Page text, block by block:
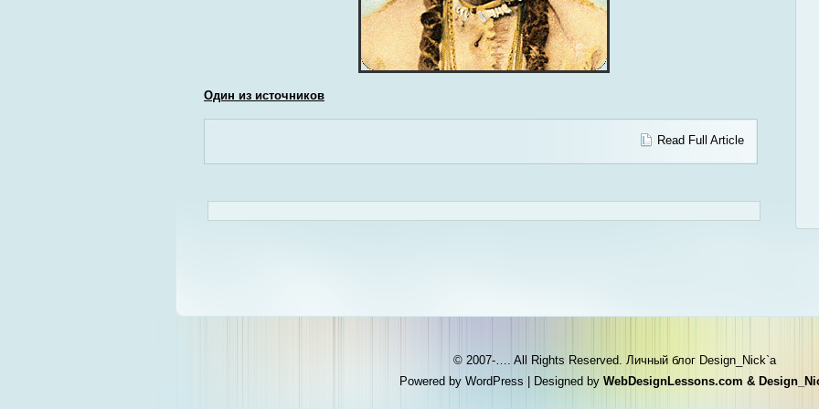
Один из источников
Read Full Article
© 2007-…. All Rights Reserved. Личный блог Design_Nick`а
Powered by WordPress | Designed by WebDesignLessons.com &